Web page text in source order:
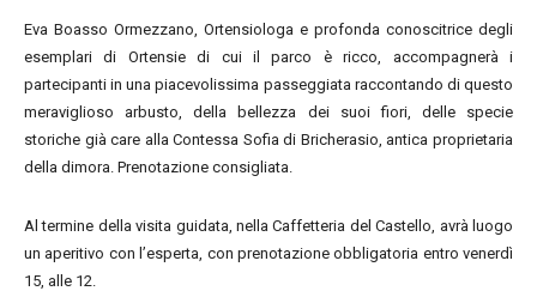
Eva Boasso Ormezzano, Ortensiologa e profonda conoscitrice degli
esemplari di Ortensie di cui il parco è ricco, accompagnerà i
partecipanti in una piacevolissima passeggiata raccontando di questo
meraviglioso arbusto, della bellezza dei suoi fiori, delle specie
storiche già care alla Contessa Sofia di Bricherasio, antica proprietaria
della dimora. Prenotazione consigliata.
Al termine della visita guidata, nella Caffetteria del Castello, avrà luogo
un aperitivo con l’esperta, con prenotazione obbligatoria entro venerdì
15, alle 12.